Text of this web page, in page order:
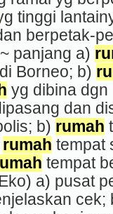
tinggi
berpetak-
panjang a)
Borneo; b)
yg dibina
dan
b) rumah
rumah tempat
tempat
a) pusat
cek;